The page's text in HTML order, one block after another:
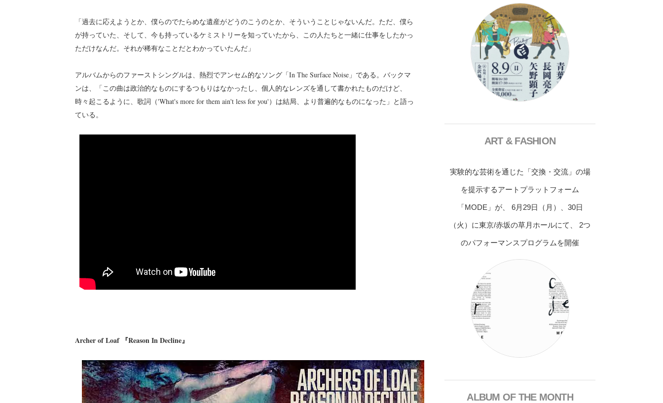
「過去に応えようとか、僕らのでたらめな遺産がどうのこうのとか、そういうことじゃないんだ。ただ、僕ら
が持っていた、そして、今も持っているケミストリーを知っていたから、この人たちと一緒に仕事をしたかっ
ただけなんだ。それが稀有なことだとわかっていたんだ」
アルバムからのファーストシングルは、熱烈でアンセム的なソング「In The Surface Noise」である。バックマ
ンは、「この曲は政治的なものにするつもりはなかったし、個人的なレンズを通して書かれたものだけど、
時々起こるように、歌詞（'What's more for them ain't less for you'）は結局、より普遍的なものになった」と語っ
ている。
Archer of Loaf 『Reason In Decline』
ART & FASHION
実験的な芸術を通じた「交換・交流」の場
を提示するアートプラットフォーム
「MODE」が、 6月29日（月）、30日
（火）に東京/赤坂の草月ホールにて、 2つ
のパフォーマンスプログラムを開催
ALBUM OF THE MONTH